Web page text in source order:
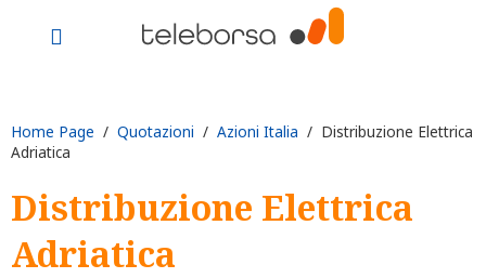
Home Page / Quotazioni / Azioni Italia / Distribuzione Elettrica
Adriatica
Distribuzione Elettrica
Adriatica